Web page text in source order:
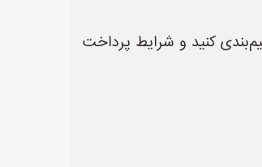
کنید و شرایط پرداخت